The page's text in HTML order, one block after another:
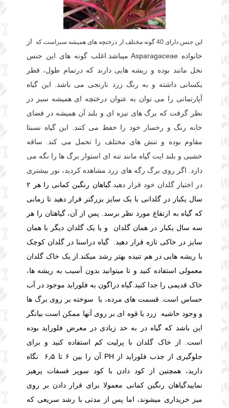
این جنس دارای 40 گونه مختلف از درختچه های همیشه سبزاست.که
از
خانواده Asparagaceae میباشد. اغلب گونه های این جنس
نخل مانند بوده و ریشه هایی دارند كه درتمام طول، قطر
یكسانی داشته و به رنگ زرد نارنجی می باشد. این گیاه
آپارتمانی را می توان به عنوان درختچه ای همیشه سبز در
نظر گرفت که برگ های تیزه ای و بلند آن همیشه در فضای
خانه رنگ و رخسار خود را حفظ می کنند. این گیاه نسبتا
مقاوم بوده و تنش های مختلف را تحمل می کند. ساقه
خشبی و بلند ایت گیاه مانند تنه ای استوار برگ ها را نگه می
دارد. اگر روی برگ رگه های زرد مشاهده کردید، نور بیشتری
در اختیار گلدان خود قرار دهید.
گیاهان رنگین کمانی را هر ۲
سال یکبار در گلدانی با یک سایز بزرگتر قرار دهید تا زمانی
که گیاه به ارتفاع مورد نظر برسد. پس از آن، گیاهتان را هر
سه سال یکبار در همان گلدان و یا یک گلدان دیگر با همان
سایز در خاکی تازه قرار دهید. گیاه دراسنا در گلدان کوچک
با ریشه هایی در هم تنیده بهتر رشد میکند. از یک خاک گلدان
معمولی استفاده کنید و تا میتوانید بدون آسیب به ریشه ها،
خاک قدیمی را جدا کنید. گیاه دراگون به فلوراید موجود در آب
حساس است. قسمت های مرده، یا سوخته بر روی برگ ها
و وجود حاشیه زرد یا قوه ای بر روی آنها ممکن است بیانگر
این باشد که گیاه در به حد زیادی در معرض فلوراید بوده
است. از خاک گلدان با پرلیت کم استفاده کنید و برای
جلوگیری از جذب فلوراید از PH آن را بین ۶ تا ۶٫۵ نگاه
دارید، همچنین از کود دادن با کود سوپر فسفات پرهیز
نماییدگیاهان رنگین کمانی معمولا برای قرار دادن بر روی
میز خریداری میشوند، اما پس از مدتی با رشد سریعی که